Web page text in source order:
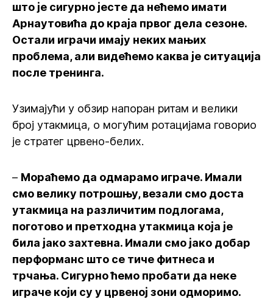
што је сигурно јесте да нећемо имати
Арнаутовића до краја првог дела сезоне.
Остали играчи имају неких мањих
проблема, али видећемо каква је ситуација
после тренинга.
Узимајући у обзир напоран ритам и велики
број утакмица, о могућим ротацијама говорио
је стратег црвено-белих.
– Мораћемо да одмарамо играче. Имали
смо велику потрошњу, везали смо доста
утакмица на различитим подлогама,
поготово и претходна утакмица која је
била јако захтевна. Имали смо јако добар
перформанс што се тиче фитнеса и
трчања. Сигурно ћемо пробати да неке
играче који су у црвеној зони одморимо.